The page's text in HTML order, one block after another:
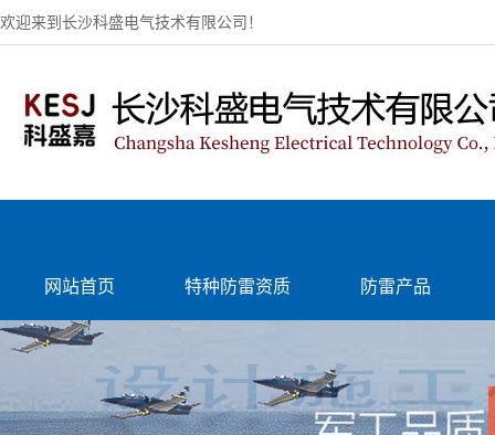
欢迎来到长沙科盛电气技术有限公司！
网站首页 特种防雷资质 防雷产品